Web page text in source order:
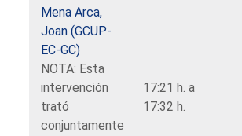
Mena Arca,
Joan (GCUP-
EC-GC)
NOTA: Esta
intervención
trató
conjuntamente
17:21 h. a
17:32 h.